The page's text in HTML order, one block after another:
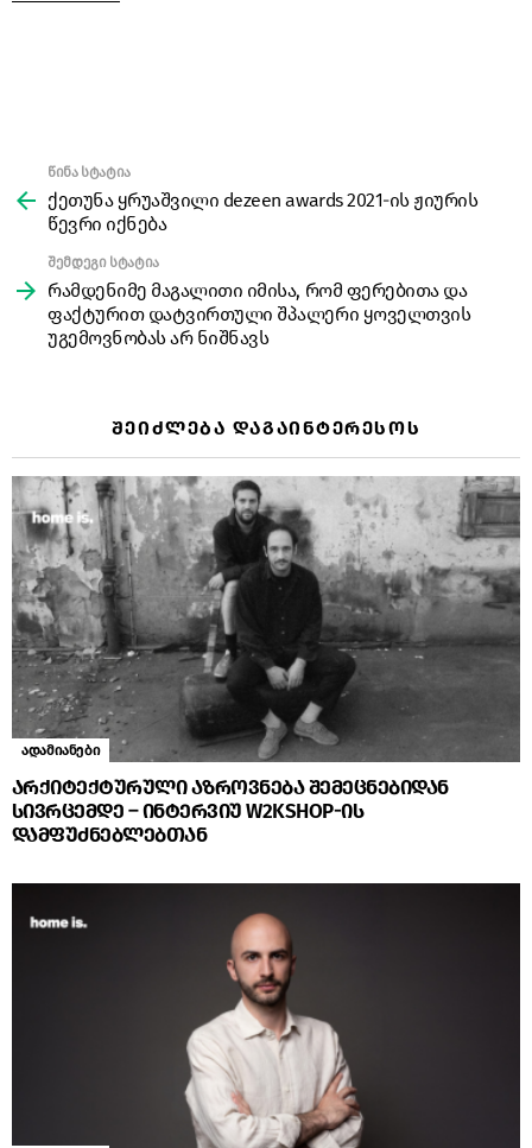
more
წინა სტატია
ქეთუნა ყრუაშვილი dezeen awards 2021-ის ჟიურის
წევრი იქნება
შემდეგი სტატია
რამდენიმე მაგალითი იმისა, რომ ფერებითა და
ფაქტურით დატვირთული შპალერი ყოველთვის
უგემოვნობას არ ნიშნავს
ᲨᲔᲘᲫᲚᲔᲑᲐ ᲓᲐᲒᲐᲘᲜᲢᲔᲠᲔᲡᲝᲡ
ადამიანები
არქიტექტურული აზროვნება შემეცნებიდან
სივრცემდე – ინტერვიუ W2KSHOP-ის
დამფუძნებლებთან